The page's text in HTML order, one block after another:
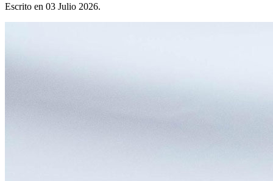
Escrito en 03 Julio 2026.